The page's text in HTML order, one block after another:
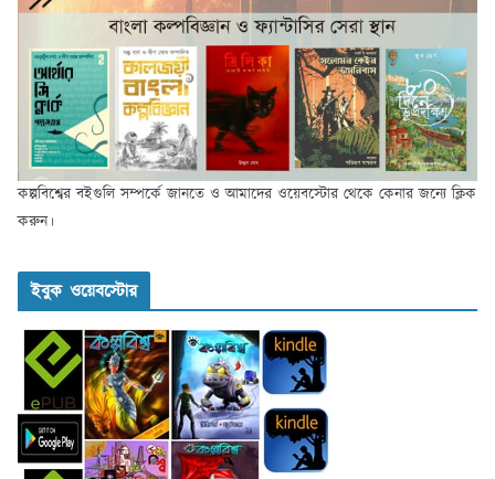
কল্পবিশ্বের বইগুলি সম্পর্কে জানতে ও আমাদের ওয়েবস্টোর থেকে কেনার জন্যে ক্লিক
করুন।
ইবুক ওয়েবস্টোর